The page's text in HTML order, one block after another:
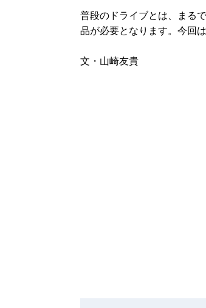
普段のドライブとは、まる
品が必要となります。今回
文・山崎友貴